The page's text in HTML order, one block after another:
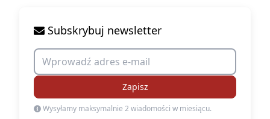
Subskrybuj newsletter
Zapisz
Wysyłamy maksymalnie 2 wiadomości w miesiącu.